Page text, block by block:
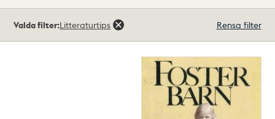
träffar
Valda filter:Litteraturtips Rensa filter